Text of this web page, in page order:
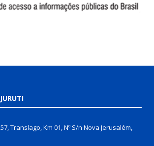
Translago, Km 01, Nº S/n Nova Jerusalém,